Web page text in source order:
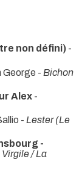
non défini) -
George - Bichon
Alex -
- Lester (Le
-
Virgile / La